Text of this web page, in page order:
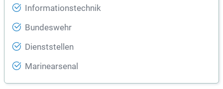
Informationstechnik
Bundeswehr
Dienststellen
Marinearsenal